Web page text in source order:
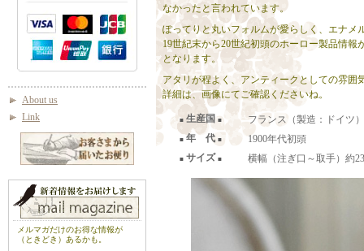
About us
Link
メルマガだけのお得な情報が
（ときどき）あるかも。
なかったと言われています。
ぽってりと丸いフォルムが愛らしく、エナメ
19世紀末から20世紀初頭のホーロー製品情報
となります。
アタリが程よく、アンティークとしての雰囲
詳細は、画像にてご確認くださいね。
■ 生産国 ■ フランス（製造：ドイツ）
■ 年 代 ■ 1900年代初頭
■ サイズ ■ 横幅（注ぎ口～取手）約